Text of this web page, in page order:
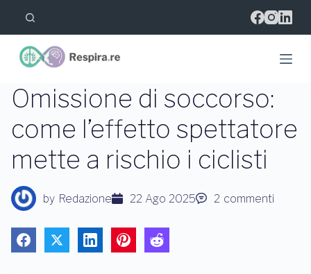
l
l
c
n
t
t
o
Omissione di soccorso:
come l’effetto spettatore
mette a rischio i ciclisti
by Redazione 22 Ago 2025 2 commenti